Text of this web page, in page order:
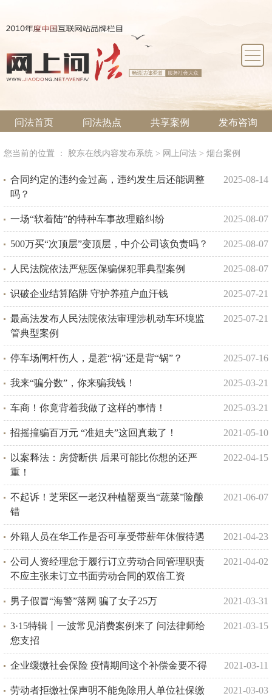
问法首页 问法热点 共享案例
发布咨询
爱心律师
司法动态
您当前的位置 ： 胶东在线内容发布系统 > 网上问法 > 烟台案例
合同约定的违约金过高，违约发生后还能调整
吗？
2025-08-14
一场“软着陆”的特种车事故理赔纠纷 2025-08-07
500万买“次顶层”变顶层，中介公司该负责吗？ 2025-08-07
人民法院依法严惩医保骗保犯罪典型案例 2025-08-07
识破企业结算陷阱 守护养殖户血汗钱 2025-07-21
最高法发布人民法院依法审理涉机动车环境监
管典型案例
2025-07-21
停车场闸杆伤人，是惹“祸”还是背“锅”？ 2025-07-16
我来“骗分数”，你来骗我钱！ 2025-03-21
车商！你竟背着我做了这样的事情！ 2025-03-21
招摇撞骗百万元 “准姐夫”这回真栽了！ 2021-05-10
以案释法：房贷断供 后果可能比你想的还严
重！
2022-04-15
不起诉！芝罘区一老汉种植罂粟当“蔬菜”险酿
错
2021-06-07
外籍人员在华工作是否可享受带薪年休假待遇 2021-04-23
公司人资经理怠于履行订立劳动合同管理职责
不应主张未订立书面劳动合同的双倍工资
2021-04-02
男子假冒“海警”落网 骗了女子25万 2021-03-31
3·15特辑丨一波常见消费案例来了 问法律师给
您支招
2021-03-15
企业缓缴社会保险 疫情期间这个补偿金要不得 2021-03-11
劳动者拒缴社保声明不能免除用人单位社保缴
2021-03-03